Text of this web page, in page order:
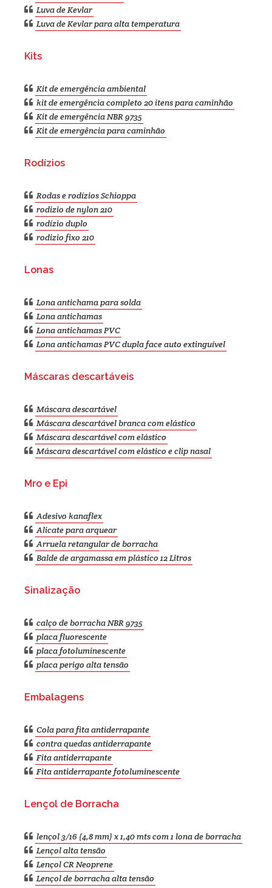
Luva de Kevlar
Luva de Kevlar para alta temperatura
Kits
Kit de emergência ambiental
kit de emergência completo 20 itens para caminhão
Kit de emergência NBR 9735
Kit de emergência para caminhão
Rodízios
Rodas e rodízios Schioppa
rodizio de nylon 210
rodízio duplo
rodizio fixo 210
Lonas
Lona antichama para solda
Lona antichamas
Lona antichamas PVC
Lona antichamas PVC dupla face auto extinguível
Máscaras descartáveis
Máscara descartável
Máscara descartável branca com elástico
Máscara descartável com elástico
Máscara descartável com elástico e clip nasal
Mro e Epi
Adesivo kanaflex
Alicate para arquear
Arruela retangular de borracha
Balde de argamassa em plástico 12 Litros
Sinalização
calço de borracha NBR 9735
placa fluorescente
placa fotoluminescente
placa perigo alta tensão
Embalagens
Cola para fita antiderrapante
contra quedas antiderrapante
Fita antiderrapante
Fita antiderrapante fotoluminescente
Lençol de Borracha
lençol 3/16 (4,8 mm) x 1,40 mts com 1 lona de borracha
Lençol alta tensão
Lençol CR Neoprene
Lençol de borracha alta tensão